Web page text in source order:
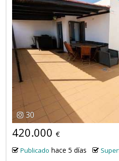
30
420.000 €
Publicado hace 5 días